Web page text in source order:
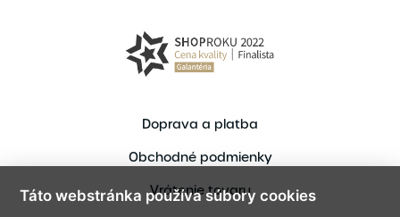
Doprava a platba
Obchodné podmienky
Vrátenie tovaru
Táto webstránka používa súbory cookies